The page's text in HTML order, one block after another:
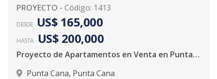
PROYECTO - Código: 1413
DESDE US$ 165,000
HASTA US$ 200,000
Proyecto de Apartamentos en Venta en Punta Cana
Punta Cana, Punta Cana